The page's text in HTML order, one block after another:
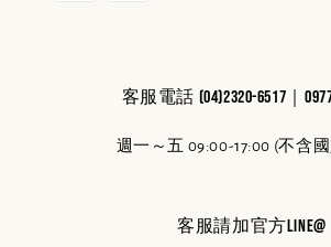
客服電話 (04)2320-6517｜
週一～五 09:00-17:00 (不含
客服請加官方line@